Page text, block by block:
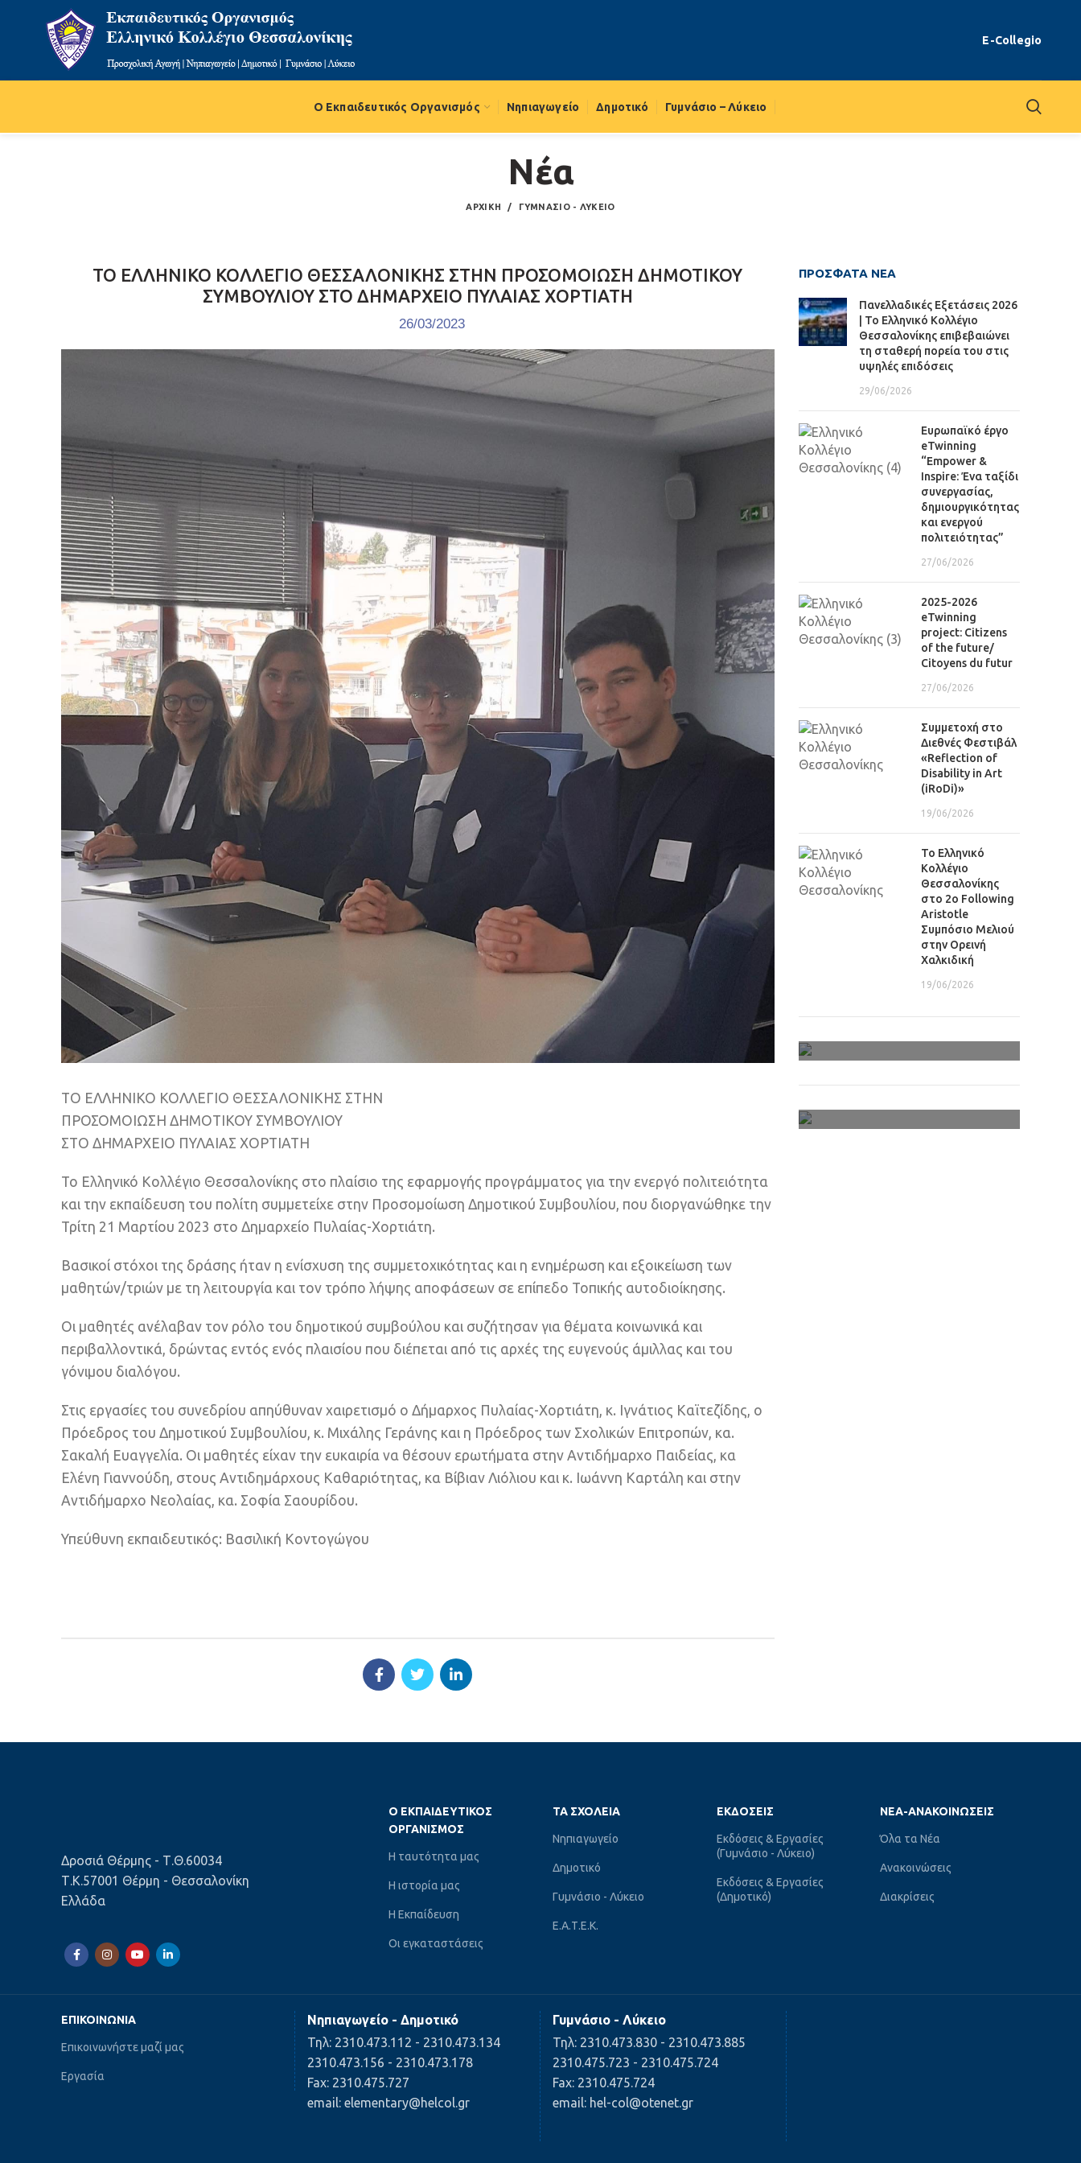
E-Collegio
Ο Εκπαιδευτικός Οργανισμός Νηπιαγωγείο Δημοτικό Γυμνάσιο – Λύκειο
Νέα
ΑΡΧΙΚΉ ΓΥΜΝΆΣΙΟ - ΛΎΚΕΙΟ
ΤΟ ΕΛΛΗΝΙΚΟ ΚΟΛΛΕΓΙΟ ΘΕΣΣΑΛΟΝΙΚΗΣ ΣΤΗΝ ΠΡΟΣΟΜΟΙΩΣΗ ΔΗΜΟΤΙΚΟΥ
ΣΥΜΒΟΥΛΙΟΥ ΣΤΟ ΔΗΜΑΡΧΕΙΟ ΠΥΛΑΙΑΣ ΧΟΡΤΙΑΤΗ
26/03/2023
ΤΟ ΕΛΛΗΝΙΚΟ ΚΟΛΛΕΓΙΟ ΘΕΣΣΑΛΟΝΙΚΗΣ ΣΤΗΝ
ΠΡΟΣΟΜΟΙΩΣΗ ΔΗΜΟΤΙΚΟΥ ΣΥΜΒΟΥΛΙΟΥ
ΣΤΟ ΔΗΜΑΡΧΕΙΟ ΠΥΛΑΙΑΣ ΧΟΡΤΙΑΤΗ
Το Ελληνικό Κολλέγιο Θεσσαλονίκης στο πλαίσιο της εφαρμογής προγράμματος για την ενεργό πολιτειότητα
και την εκπαίδευση του πολίτη συμμετείχε στην Προσομοίωση Δημοτικού Συμβουλίου, που διοργανώθηκε την
Τρίτη 21 Μαρτίου 2023 στο Δημαρχείο Πυλαίας-Χορτιάτη.
Βασικοί στόχοι της δράσης ήταν η ενίσχυση της συμμετοχικότητας και η ενημέρωση και εξοικείωση των
μαθητών/τριών με τη λειτουργία και τον τρόπο λήψης αποφάσεων σε επίπεδο Τοπικής αυτοδιοίκησης.
Οι μαθητές ανέλαβαν τον ρόλο του δημοτικού συμβούλου και συζήτησαν για θέματα κοινωνικά και
περιβαλλοντικά, δρώντας εντός ενός πλαισίου που διέπεται από τις αρχές της ευγενούς άμιλλας και του
γόνιμου διαλόγου.
Στις εργασίες του συνεδρίου απηύθυναν χαιρετισμό ο Δήμαρχος Πυλαίας-Χορτιάτη, κ. Ιγνάτιος Καϊτεζίδης, ο
Πρόεδρος του Δημοτικού Συμβουλίου, κ. Μιχάλης Γεράνης και η Πρόεδρος των Σχολικών Επιτροπών, κα.
Σακαλή Ευαγγελία. Οι μαθητές είχαν την ευκαιρία να θέσουν ερωτήματα στην Αντιδήμαρχο Παιδείας, κα
Ελένη Γιαννούδη, στους Αντιδημάρχους Καθαριότητας, κα Βίβιαν Λιόλιου και κ. Ιωάννη Καρτάλη και στην
Αντιδήμαρχο Νεολαίας, κα. Σοφία Σαουρίδου.
Υπεύθυνη εκπαιδευτικός: Βασιλική Κοντογώγου
ΠΡΌΣΦΑΤΑ ΝΈΑ
Πανελλαδικές Εξετάσεις 2026
| Το Ελληνικό Κολλέγιο
Θεσσαλονίκης επιβεβαιώνει
τη σταθερή πορεία του στις
υψηλές επιδόσεις
29/06/2026
Eυρωπαϊκό έργο
eTwinning
“Empower &
Inspire: Ένα ταξίδι
συνεργασίας,
δημιουργικότητας
και ενεργού
πολιτειότητας”
27/06/2026
2025-2026
eTwinning
project: Citizens
of the future/
Citoyens du futur
27/06/2026
Συμμετοχή στο
Διεθνές Φεστιβάλ
«Reflection of
Disability in Art
(iRoDi)»
19/06/2026
Το Ελληνικό
Κολλέγιο
Θεσσαλονίκης
στο 2ο Following
Aristotle
Συμπόσιο Μελιού
στην Ορεινή
Χαλκιδική
19/06/2026
Αρχείο Πολυμέσων
Ανθολόγια
Δροσιά Θέρμης - Τ.Θ.60034
Τ.Κ.57001 Θέρμη - Θεσσαλονίκη
Ελλάδα
Ο ΕΚΠΑΙΔΕΥΤΙΚΌΣ
ΟΡΓΑΝΙΣΜΌΣ
Η ταυτότητα μας
Η ιστορία μας
Η Εκπαίδευση
Οι εγκαταστάσεις
ΤΑ ΣΧΟΛΕΊΑ
Νηπιαγωγείο
Δημοτικό
Γυμνάσιο - Λύκειο
Ε.Α.Τ.Ε.Κ.
ΕΚΔΌΣΕΙΣ
Εκδόσεις & Εργασίες
(Γυμνάσιο - Λύκειο)
Εκδόσεις & Εργασίες
(Δημοτικό)
ΝΈΑ-ΑΝΑΚΟΙΝΏΣΕΙΣ
Όλα τα Νέα
Ανακοινώσεις
Διακρίσεις
ΕΠΙΚΟΙΝΩΝΊΑ
Επικοινωνήστε μαζί μας
Εργασία
Νηπιαγωγείο - Δημοτικό
Τηλ: 2310.473.112 - 2310.473.134
2310.473.156 - 2310.473.178
Fax: 2310.475.727
email: elementary@helcol.gr
Γυμνάσιο - Λύκειο
Τηλ: 2310.473.830 - 2310.473.885
2310.475.723 - 2310.475.724
Fax: 2310.475.724
email: hel-col@otenet.gr